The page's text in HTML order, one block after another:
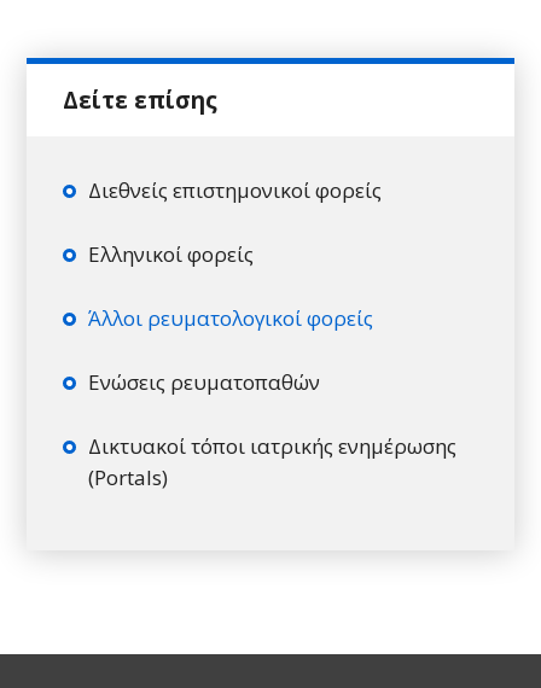
Διεθνείς επιστημονικοί φορείς
Ελληνικοί φορείς
Άλλοι ρευματολογικοί φορείς
Ενώσεις ρευματοπαθών
Δικτυακοί τόποι ιατρικής ενημέρωσης
(Portals)